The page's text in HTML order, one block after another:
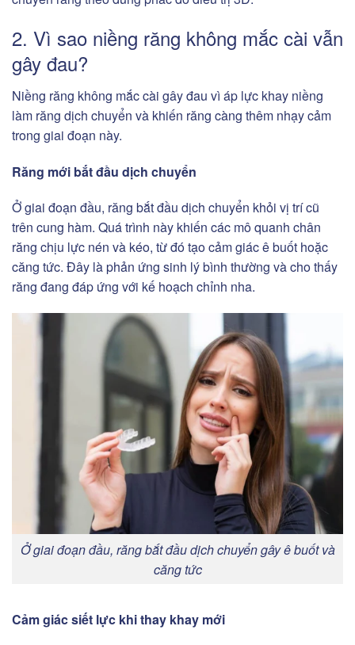
2. Vì sao niềng răng không mắc cài vẫn
gây đau?
Niềng răng không mắc cài gây đau vì áp lực khay niềng
làm răng dịch chuyển và khiến răng càng thêm nhạy cảm
trong giai đoạn này.
Răng mới bắt đầu dịch chuyển
Ở giai đoạn đầu, răng bắt đầu dịch chuyển khỏi vị trí cũ
trên cung hàm. Quá trình này khiến các mô quanh chân
răng chịu lực nén và kéo, từ đó tạo cảm giác ê buốt hoặc
căng tức. Đây là phản ứng sinh lý bình thường và cho thấy
răng đang đáp ứng với kế hoạch chỉnh nha.
Ở giai đoạn đầu, răng bắt đầu dịch chuyển gây ê buốt và
căng tức
Cảm giác siết lực khi thay khay mới